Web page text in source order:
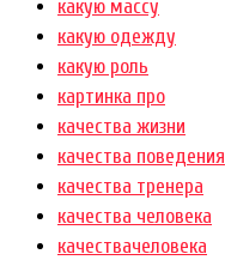
какую массу
какую одежду
какую роль
картинка про
качества жизни
качества поведения
качества тренера
качества человека
качествачеловека